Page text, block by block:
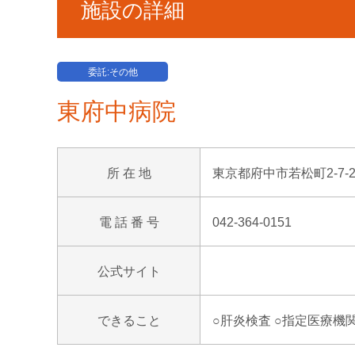
施設の詳細
委託:その他
東府中病院
所 在 地 東京都府中市若松町2-7-
電 話 番 号 042-364-0151
公式サイト
できること ○肝炎検査 ○指定医療機